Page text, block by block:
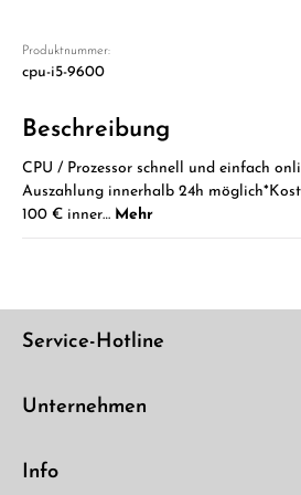
Produktnummer:
cpu-i5-9600
Beschreibung
CPU / Prozessor schnell und einfach
Auszahlung innerhalb 24h
100 € inner… Mehr
Service-Hotline
Unternehmen
Info